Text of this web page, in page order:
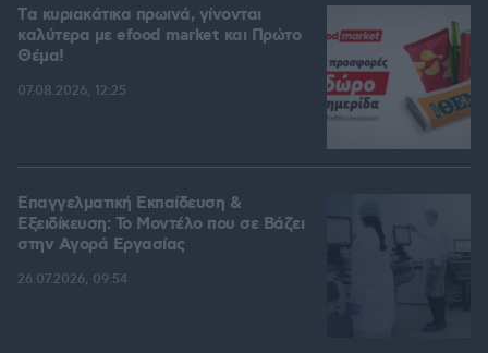
Tα κυριακάτικα πρωινά, γίνονται
καλύτερα με efood market και Πρώτο
Θέμα!
07.08.2026, 12:25
Επαγγελματική Εκπαίδευση &
Εξειδίκευση: Το Mοντέλο που σε Bάζει
στην Aγορά Eργασίας
26.07.2026, 09:54